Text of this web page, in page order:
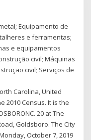
Equipamento de
e ferramentas;
e equipamentos
civil; Máquinas
civil; Serviços de
Carolina, United
2010 Census. It is the
20 at The
Goldsboro. The City
October 7, 2019